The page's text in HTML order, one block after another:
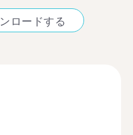
ロードする